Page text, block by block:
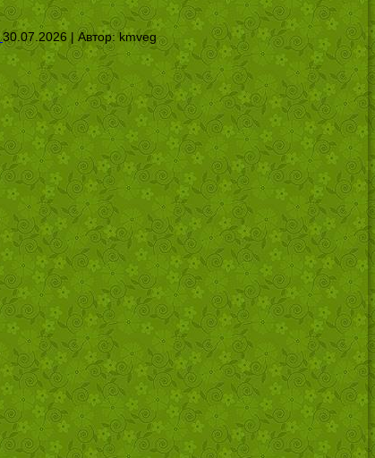
30.07.2026 | Автор:kmveg